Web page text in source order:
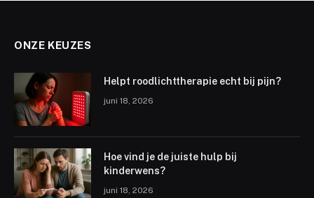
ONZE KEUZES
Helpt roodlichttherapie echt bij pijn?
juni 18, 2026
Hoe vind je de juiste hulp bij
kinderwens?
juni 18, 2026